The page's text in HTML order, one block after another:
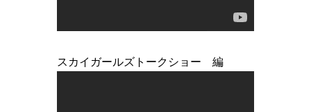
スカイガールズトークショー 編